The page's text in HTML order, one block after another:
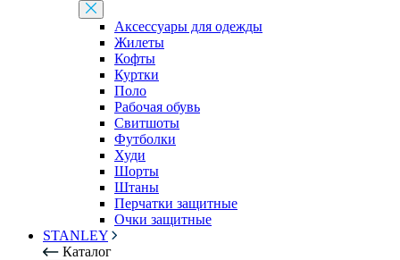
Аксессуары для одежды
Жилеты
Кофты
Куртки
Поло
Рабочая обувь
Свитшоты
Футболки
Худи
Шорты
Штаны
Перчатки защитные
Очки защитные
STANLEY
Каталог